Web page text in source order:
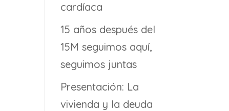
cardíaca
15 años después del
15M seguimos aquí,
seguimos juntas
Presentación: La
vivienda y la deuda